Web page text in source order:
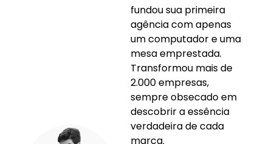
fundou sua primeira
agência com apenas
um computador e uma
mesa emprestada.
Transformou mais de
2.000 empresas,
sempre obsecado em
descobrir a essência
verdadeira de cada
marca.